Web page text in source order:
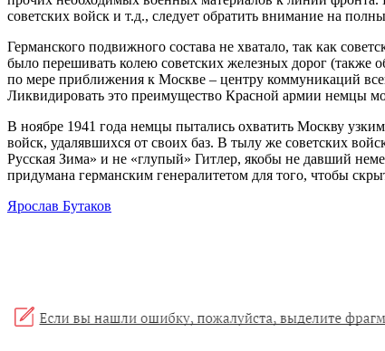
советских войск и т.д., следует обратить внимание на
Германского подвижного состава не хватало, так как
было перешивать колею советских железных дорог (также
по мере приближения к Москве – центру коммуникаций
Ликвидировать это преимущество Красной армии немцы
В ноябре 1941 года немцы пытались охватить Москву
войск, удалявшихся от своих баз. В тылу же советских
Русская Зима» и не «глупый» Гитлер, якобы не давший
придумана германским генералитетом для того, чтобы
Ярослав Бутаков